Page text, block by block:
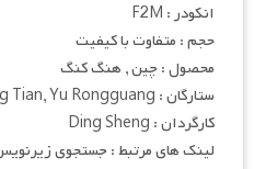
انکودر : F2M
حجم : متفاوت با کیفیت
محصول : چین , هنگ کنگ
ستارگان : Jackie Chan, Liu Ye, Jing Tian, Yu Rongguang
کارگردان : Ding Sheng
لینک های مرتبط : جستجوی